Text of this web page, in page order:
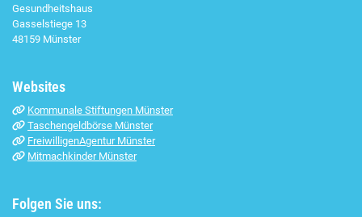
Gesundheitshaus
Gasselstiege 13
48159 Münster
Websites
Kommunale Stiftungen Münster
Taschengeldbörse Münster
FreiwilligenAgentur Münster
Mitmachkinder Münster
Folgen Sie uns: